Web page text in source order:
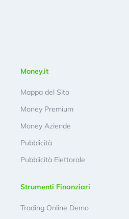
Money.it
Mappa del Sito
Money Premium
Money Aziende
Pubblicità
Pubblicità Elettorale
Strumenti Finanziari
Trading Online Demo